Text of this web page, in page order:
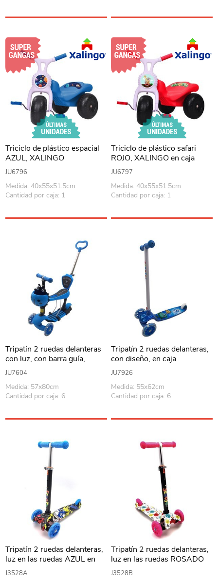
Triciclo de plástico espacial
AZUL, XALINGO
JU6796
Medida: 40x55x51.5cm
Cantidad por caja: 1
Triciclo de plástico safari
ROJO, XALINGO en caja
JU6797
Medida: 40x55x51.5cm
Cantidad por caja: 1
Tripatín 2 ruedas delanteras
con luz, con barra guía,
asiento desmontable y
canasto, en caja varios
colores
JU7604
Medida: 57x80cm
Cantidad por caja: 6
Tripatín 2 ruedas delanteras,
con diseño, en caja
JU7926
Medida: 55x62cm
Cantidad por caja: 6
Tripatín 2 ruedas delanteras,
luz en las ruedas AZUL en
caja
J3528A
Tripatín 2 ruedas delanteras,
luz en las ruedas ROSADO
en caja
J3528B